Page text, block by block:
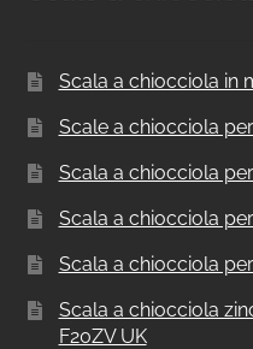
Scala a chiocciola in
Scale a chiocciola
Scala a chiocciola
Scala a chiocciola
Scala a chiocciola
Scala a chiocciola
F20ZV UK